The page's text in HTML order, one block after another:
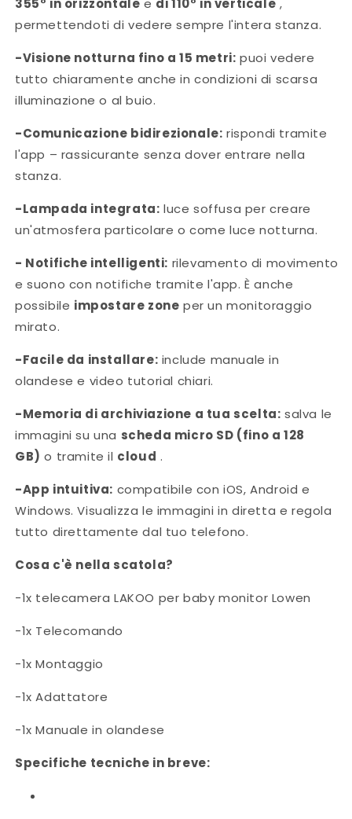
permettendoti di vedere sempre l'intera stanza.
-Visione notturna fino a 15 metri: puoi vedere
tutto chiaramente anche in condizioni di scarsa
illuminazione o al buio.
-Comunicazione bidirezionale: rispondi tramite
l'app – rassicurante senza dover entrare nella
stanza.
-Lampada integrata: luce soffusa per creare
un'atmosfera particolare o come luce notturna.
- Notifiche intelligenti: rilevamento di movimento
e suono con notifiche tramite l'app. È anche
possibile impostare zone per un monitoraggio
mirato.
-Facile da installare: include manuale in
olandese e video tutorial chiari.
-Memoria di archiviazione a tua scelta: salva le
immagini su una scheda micro SD (fino a 128
GB) o tramite il cloud .
-App intuitiva: compatibile con iOS, Android e
Windows. Visualizza le immagini in diretta e regola
tutto direttamente dal tuo telefono.
Cosa c'è nella scatola?
-1x telecamera LAKOO per baby monitor Lowen
-1x Telecomando
-1x Montaggio
-1x Adattatore
-1x Manuale in olandese
Specifiche tecniche in breve: